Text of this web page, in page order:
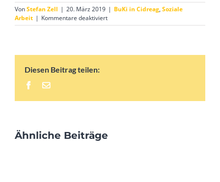
VonStefan Zell | 20. März 2019 | BuKi in Cidreag, Soziale
Arbeit | Kommentare deaktiviertfür
BuKi-
Diesen Beitrag teilen:
Facebook
E-
Ähnliche Beiträge